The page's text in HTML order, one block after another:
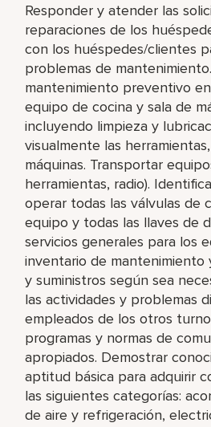
Responder y atender las
reparaciones de los
con los huéspedes/clientes
problemas de
mantenimiento preventivo
equipo de cocina y sala de
incluyendo limpieza y
visualmente las
máquinas. Transportar
herramientas, radio).
operar todas las válvulas de
equipo y todas las llaves de
servicios generales para los
inventario de mantenimiento
y suministros según sea
las actividades y problemas
empleados de los otros
programas y normas de
apropiados. Demostrar
aptitud básica para adquirir
las siguientes categorías:
de aire y refrigeración,